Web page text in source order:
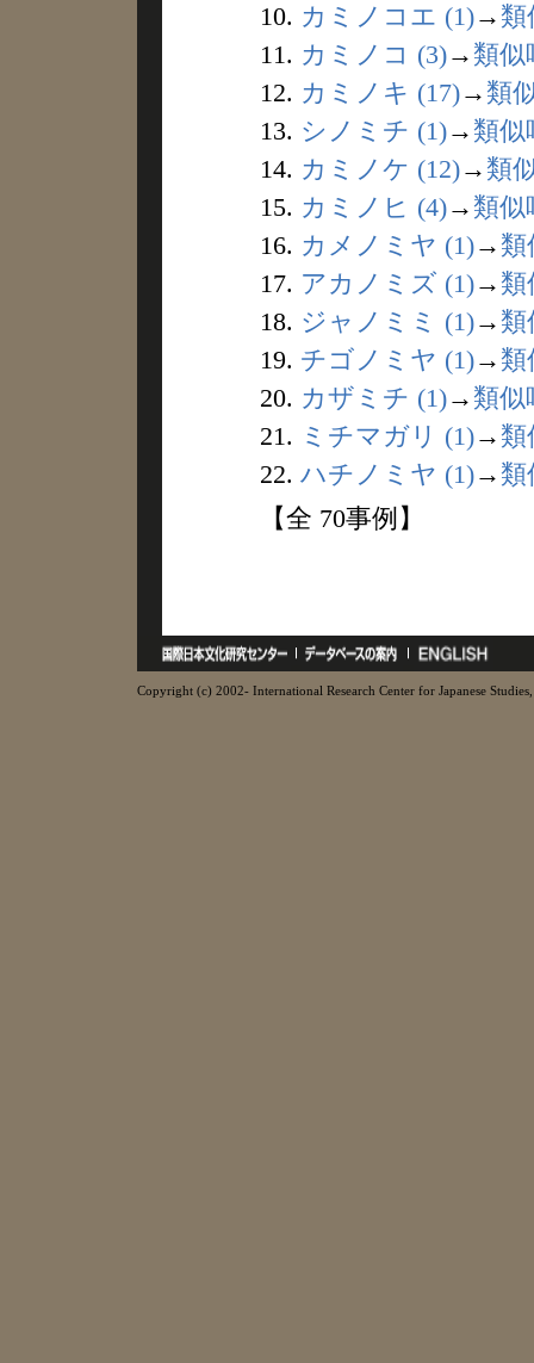
10. カミノコエ (1)→ 類
11. カミノコ (3)→ 類似
12. カミノキ (17)→ 類
13. シノミチ (1)→ 類似
14. カミノケ (12)→ 類
15. カミノヒ (4)→ 類似
16. カメノミヤ (1)→ 類
17. アカノミズ (1)→ 類
18. ジャノミミ (1)→ 類
19. チゴノミヤ (1)→ 類
20. カザミチ (1)→ 類似
21. ミチマガリ (1)→ 類
22. ハチノミヤ (1)→ 類
【全 70事例】
Copyright (c) 2002- International Research Center for Japanese